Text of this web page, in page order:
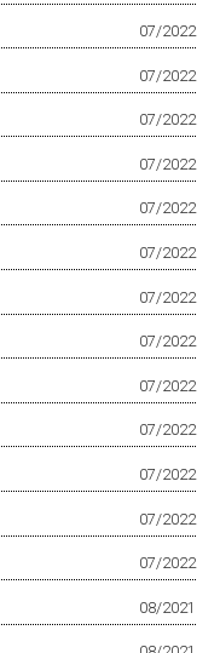
07/2022
07/2022
07/2022
07/2022
07/2022
07/2022
07/2022
07/2022
07/2022
07/2022
07/2022
07/2022
07/2022
08/2021